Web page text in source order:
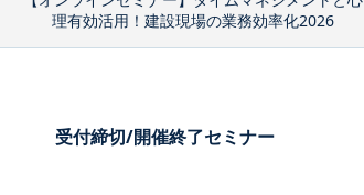
理有効活用！建設現場の業務効率化2026
受付締切/開催終了セミナー